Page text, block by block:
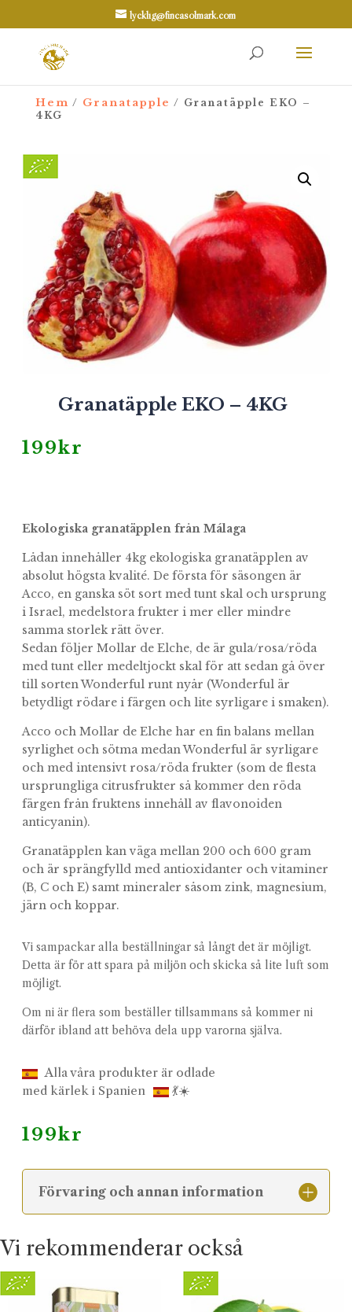
lycklig@fincasolmark.com
Hem / Granatapple / Granatäpple EKO –
4KG
Granatäpple EKO – 4KG
199kr
Ekologiska granatäpplen från Málaga
Lådan innehåller 4kg ekologiska granatäpplen av
absolut högsta kvalité. De första för säsongen är
Acco, en ganska söt sort med tunt skal och ursprung
i Israel, medelstora frukter i mer eller mindre
samma storlek rätt över.
Sedan följer Mollar de Elche, de är gula/rosa/röda
med tunt eller medeltjockt skal för att sedan gå över
till sorten Wonderful runt nyår (Wonderful är
betydligt rödare i färgen och lite syrligare i smaken).
Acco och Mollar de Elche har en fin balans mellan
syrlighet och sötma medan Wonderful är syrligare
och med intensivt rosa/röda frukter (som de flesta
ursprungliga citrusfrukter så kommer den röda
färgen från fruktens innehåll av flavonoiden
anticyanin).
Granatäpplen kan väga mellan 200 och 600 gram
och är sprängfylld med antioxidanter och vitaminer
(B, C och E) samt mineraler såsom zink, magnesium,
järn och koppar.
Vi sampackar alla beställningar så långt det är möjligt.
Detta är för att spara på miljön och skicka så lite luft som
möjligt.
Om ni är flera som beställer tillsammans så kommer ni
därför ibland att behöva dela upp varorna själva.
Alla våra produkter är odlade
med kärlek i Spanien
💃☀️
199kr
Förvaring och annan information
Vi rekommenderar också